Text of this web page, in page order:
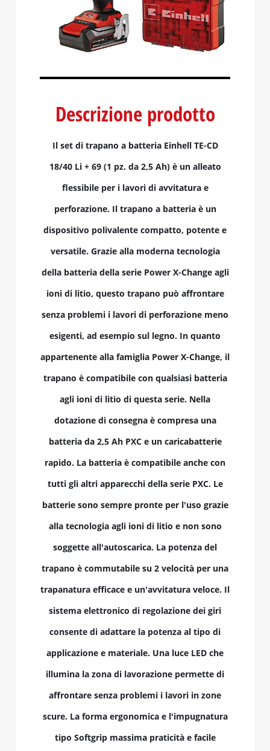
Descrizione prodotto
Il set di trapano a batteria Einhell TE-CD
18/40 Li + 69 (1 pz. da 2,5 Ah) è un alleato
flessibile per i lavori di avvitatura e
perforazione. Il trapano a batteria è un
dispositivo polivalente compatto, potente e
versatile. Grazie alla moderna tecnologia
della batteria della serie Power X-Change agli
ioni di litio, questo trapano può affrontare
senza problemi i lavori di perforazione meno
esigenti, ad esempio sul legno. In quanto
appartenente alla famiglia Power X-Change, il
trapano è compatibile con qualsiasi batteria
agli ioni di litio di questa serie. Nella
dotazione di consegna è compresa una
batteria da 2,5 Ah PXC e un caricabatterie
rapido. La batteria è compatibile anche con
tutti gli altri apparecchi della serie PXC. Le
batterie sono sempre pronte per l'uso grazie
alla tecnologia agli ioni di litio e non sono
soggette all'autoscarica. La potenza del
trapano è commutabile su 2 velocità per una
trapanatura efficace e un'avvitatura veloce. Il
sistema elettronico di regolazione dei giri
consente di adattare la potenza al tipo di
applicazione e materiale. Una luce LED che
illumina la zona di lavorazione permette di
affrontare senza problemi i lavori in zone
scure. La forma ergonomica e l'impugnatura
tipo Softgrip massima praticità e facile